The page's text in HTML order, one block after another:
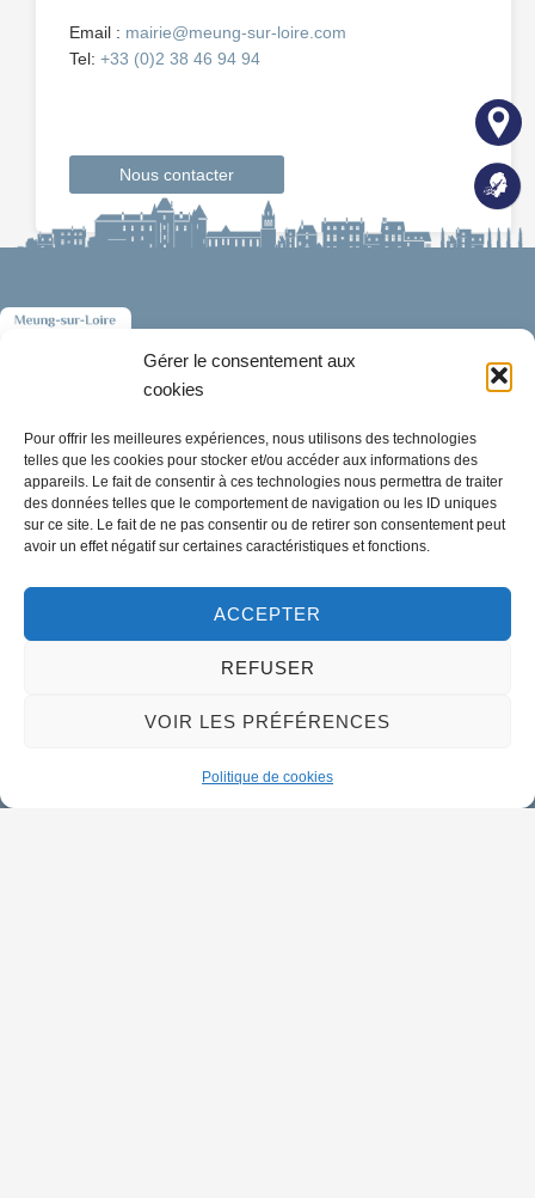
Gérer le consentement aux
cookies
Pour offrir les meilleures expériences, nous utilisons des technologies
telles que les cookies pour stocker et/ou accéder aux informations des
appareils. Le fait de consentir à ces technologies nous permettra de traiter
des données telles que le comportement de navigation ou les ID uniques
sur ce site. Le fait de ne pas consentir ou de retirer son consentement peut
avoir un effet négatif sur certaines caractéristiques et fonctions.
ACCEPTER
REFUSER
VOIR LES PRÉFÉRENCES
Politique de cookies
Email : mairie@meung-sur-loire.com
Tel: +33 (0)2 38 46 94 94
Nous contacter
Mairie de Meung-sur-Loire
Mairie,
32 rue du Général de Gaulle,
45130 Meung-sur-Loire
02 38 46 94 94
Lundi :9h00 à 12h30 & 13h30 à 18h00
Mardi : 14h00 à 17h30